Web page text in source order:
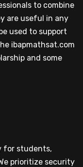
to combine
are useful in any
used to support
ibapmathsat.com
and some
for students,
prioritize security